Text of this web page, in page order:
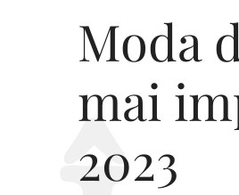
Moda
mai
2023